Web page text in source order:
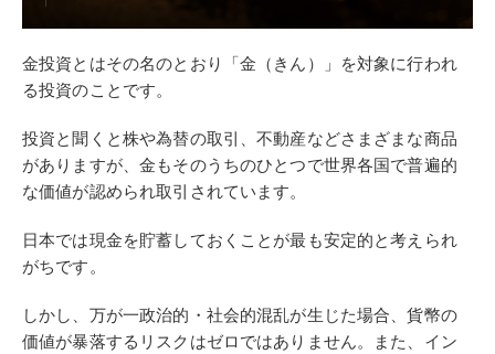
金投資とはその名のとおり「金（きん）」を対象に行われ
る投資のことです。
投資と聞くと株や為替の取引、不動産などさまざまな商品
がありますが、金もそのうちのひとつで世界各国で普遍的
な価値が認められ取引されています。
日本では現金を貯蓄しておくことが最も安定的と考えられ
がちです。
しかし、万が一政治的・社会的混乱が生じた場合、貨幣の
価値が暴落するリスクはゼロではありません。また、イン